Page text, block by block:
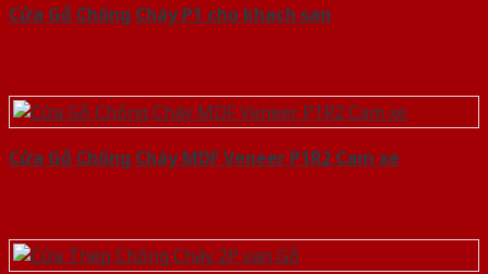
Cửa Gỗ Chống Cháy P1 cho khach san
Cửa Gỗ Chống Cháy MDF Veneer P1R2 Cam xe